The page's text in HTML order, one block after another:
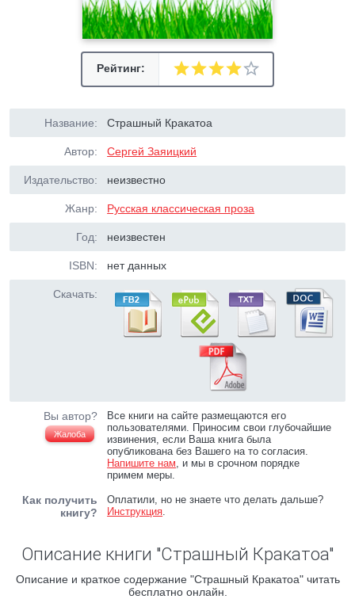
Рейтинг:
Название: Страшный Кракатоа
Автор: Сергей Заяицкий
Издательство: неизвестно
Жанр: Русская классическая проза
Год: неизвестен
ISBN: нет данных
Скачать:
Вы автор?
Жалоба
Все книги на сайте размещаются его
пользователями. Приносим свои глубочайшие
извинения, если Ваша книга была
опубликована без Вашего на то согласия.
Напишите нам, и мы в срочном порядке
примем меры.
Как получить
книгу?
Оплатили, но не знаете что делать дальше?
Инструкция.
Описание книги "Страшный Кракатоа"
Описание и краткое содержание "Страшный Кракатоа" читать
бесплатно онлайн.